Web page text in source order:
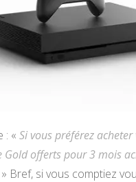
: « Si vous préférez
Gold offerts pour 3 mois
» Bref, si vous comptiez